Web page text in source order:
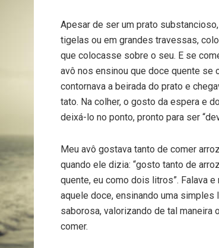
Apesar de ser um prato
tigelas ou em grandes travessas,
que colocasse sobre o seu. E se
avô nos ensinou que doce quente se
contornava a beirada do prato e
tato. Na colher, o gosto da espera e
deixá-lo no ponto, pronto para ser
Meu avô gostava tanto de comer
quando ele dizia: “gosto tanto de
quente, eu como dois litros”. Falava
aquele doce, ensinando uma simples
saborosa, valorizando de tal maneira
comer.